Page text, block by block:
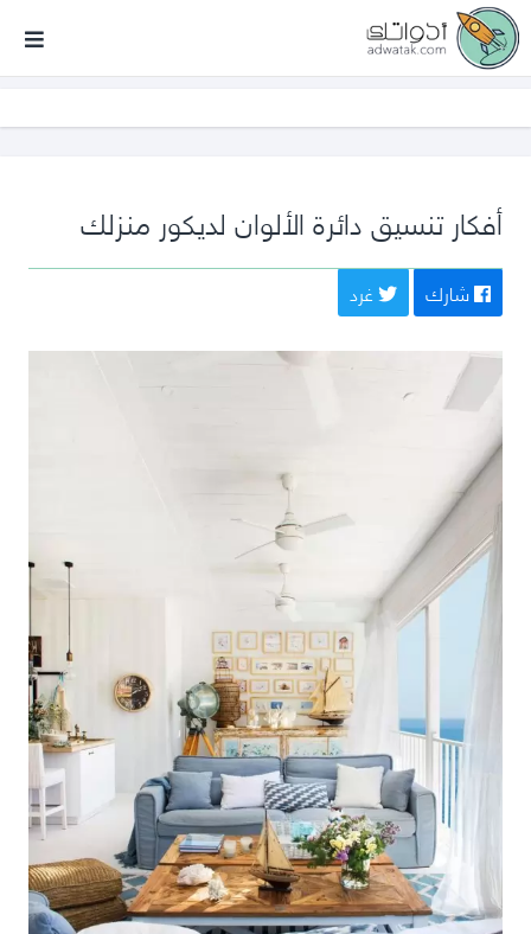
أفكار تنسيق دائرة الألوان لديكور منزلك
شارك غرد